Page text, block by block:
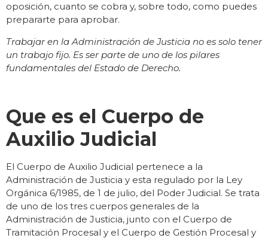
oposición, cuanto se cobra y, sobre todo, como puedes
prepararte para aprobar.
Trabajar en la Administración de Justicia no es solo tener
un trabajo fijo. Es ser parte de uno de los pilares
fundamentales del Estado de Derecho.
Que es el Cuerpo de
Auxilio Judicial
El Cuerpo de Auxilio Judicial pertenece a la
Administración de Justicia y esta regulado por la Ley
Orgánica 6/1985, de 1 de julio, del Poder Judicial. Se trata
de uno de los tres cuerpos generales de la
Administración de Justicia, junto con el Cuerpo de
Tramitación Procesal y el Cuerpo de Gestión Procesal y